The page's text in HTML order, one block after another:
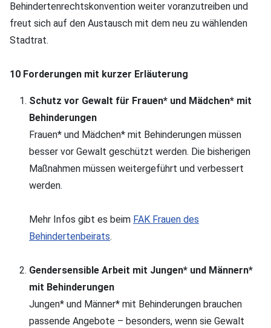
Behindertenrechtskonvention weiter voranzutreiben und
freut sich auf den Austausch mit dem neu zu wählenden
Stadtrat.
10 Forderungen mit kurzer Erläuterung
Schutz vor Gewalt für Frauen* und Mädchen* mit
Behinderungen
Frauen* und Mädchen* mit Behinderungen müssen
besser vor Gewalt geschützt werden. Die bisherigen
Maßnahmen müssen weitergeführt und verbessert
werden.
Mehr Infos gibt es beim FAK Frauen des
Behindertenbeirats.
Gendersensible Arbeit mit Jungen* und Männern*
mit Behinderungen
Jungen* und Männer* mit Behinderungen brauchen
passende Angebote – besonders, wenn sie Gewalt